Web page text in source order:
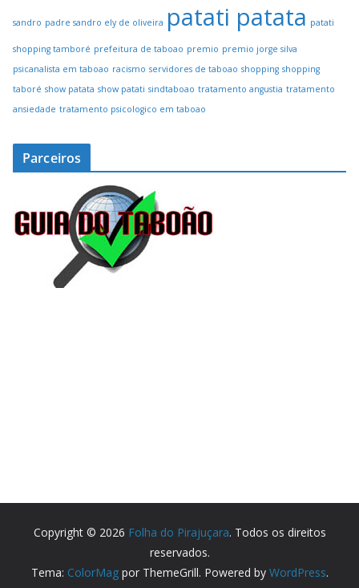
sandro padre sandro ely de oliveira patati patata patati
shopping tamboré prefeitura de taboao premio premio jorge silva
psicanalista em taboao racismo servidores de taboao shopping shopping
taboré show patata show patati sindtaboao tratamento angustia tratamento
ansiedade tratamento psicologico em taboao
Parceiros
Copyright © 2026 Folha do Pirajuçara. Todos os direitos
reservados.
Tema: ColorMagpor ThemeGrill. Powered by WordPress.